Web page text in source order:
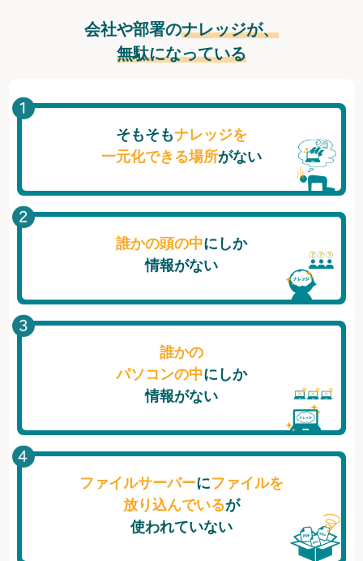
会社や部署のナレッジが、
無駄になっている
そもそもナレッジを
一元化できる場所がない
誰かの頭の中にしか
情報がない
誰かの
パソコンの中にしか
情報がない
ファイルサーバーにファイルを
放り込んでいるが
使われていない